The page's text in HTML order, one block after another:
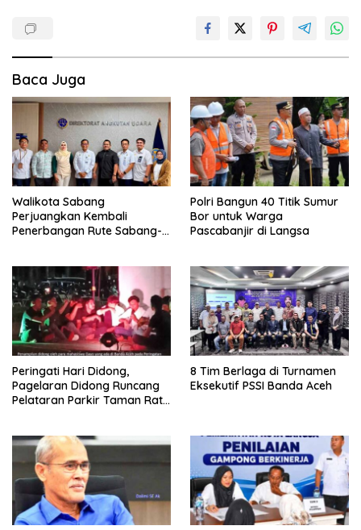
Baca Juga
Walikota Sabang
Perjuangkan Kembali
Penerbangan Rute Sabang-
Polri Bangun 40 Titik Sumur
Bor untuk Warga
Pascabanjir di Langsa
Peringati Hari Didong,
Pagelaran Didong Runcang
Pelataran Parkir Taman Ratu
8 Tim Berlaga di Turnamen
Eksekutif PSSI Banda Aceh